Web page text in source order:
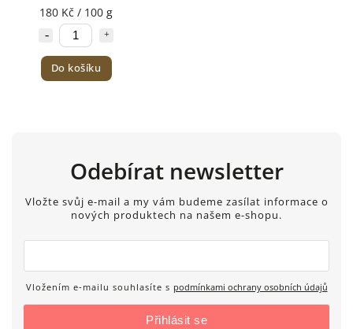
180 Kč / 100 g
Do košíku
Odebírat newsletter
Vložte svůj e-mail a my vám budeme zasílat informace o
nových produktech na našem e-shopu.
Vložením e-mailu souhlasíte s podmínkami ochrany osobních údajů
Přihlásit se